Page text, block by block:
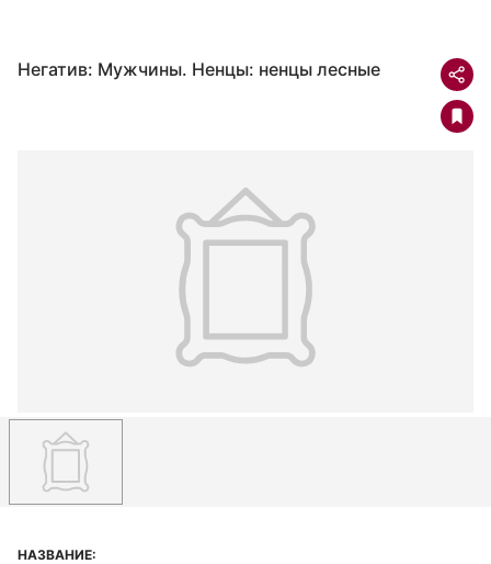
Негатив: Мужчины. Ненцы: ненцы лесные
НАЗВАНИЕ: